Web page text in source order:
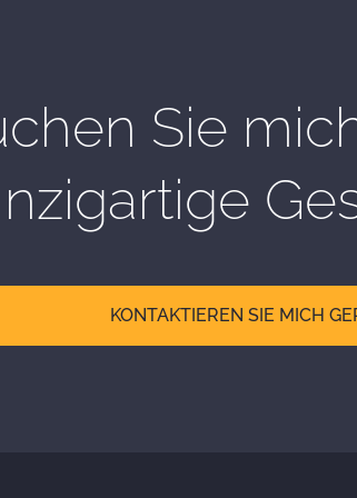
Sie
KONTAKTIEREN SIE MICH